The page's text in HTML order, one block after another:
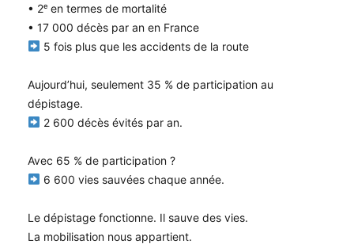
• 2ᵉ en termes de mortalité
• 17 000 décès par an en France
5 fois plus que les accidents de la route
Aujourd’hui, seulement 35 % de participation au
dépistage.
2 600 décès évités par an.
Avec 65 % de participation ?
6 600 vies sauvées chaque année.
Le dépistage fonctionne. Il sauve des vies.
La mobilisation nous appartient.